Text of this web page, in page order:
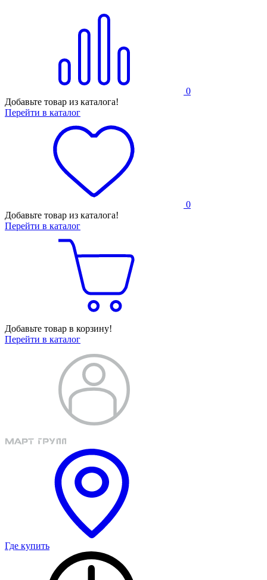
0
Добавьте товар из каталога!
Перейти в каталог
0
Добавьте товар из каталога!
Перейти в каталог
Добавьте товар в корзину!
Перейти в каталог
Где купить